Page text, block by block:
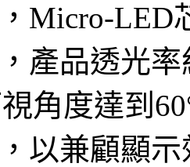
Micro-LED
產品透光
角度達到
以兼顧顯